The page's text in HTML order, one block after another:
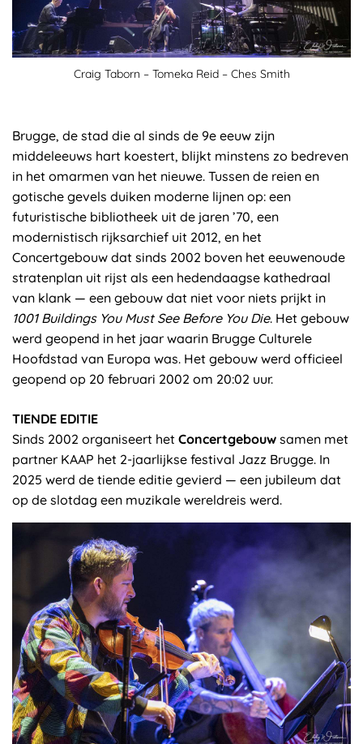
Craig Taborn – Tomeka Reid – Ches Smith
Brugge, de stad die al sinds de 9e eeuw zijn
middeleeuws hart koestert, blijkt minstens zo bedreven
in het omarmen van het nieuwe. Tussen de reien en
gotische gevels duiken moderne lijnen op: een
futuristische bibliotheek uit de jaren ’70, een
modernistisch rijksarchief uit 2012, en het
Concertgebouw dat sinds 2002 boven het eeuwenoude
stratenplan uit rijst als een hedendaagse kathedraal
van klank — een gebouw dat niet voor niets prijkt in
1001 Buildings You Must See Before You Die. Het gebouw
werd geopend in het jaar waarin Brugge Culturele
Hoofdstad van Europa was. Het gebouw werd officieel
geopend op 20 februari 2002 om 20:02 uur.
TIENDE EDITIE
Sinds 2002 organiseert het Concertgebouw samen met
partner KAAP het 2-jaarlijkse festival Jazz Brugge. In
2025 werd de tiende editie gevierd — een jubileum dat
op de slotdag een muzikale wereldreis werd.